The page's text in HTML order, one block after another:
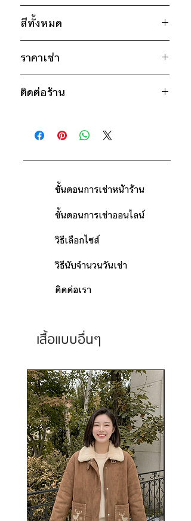
ไซส์ : 120
อก 36" / เอว 36" / สะโพก 36" /
ไหล่กว้าง 17.5" / วงแขน 17" / ยาว
19"
* สินค้าจริงอาจมีขนาดคาดเคลื่อน 2-3
นิ้ว
สีทั้งหมด
ครีม
ราคาเช่า
คืน)
ติดต่อร้านเพื่อสอบถามราคา
ติดต่อร้าน
ดูแผนที่ร้าน
ขั้นตอนการเช่าหน้าร้าน
ขั้นตอนการเช่าออนไลน์
วิธีเลือกไซส์
วิธีนับจำนวนวันเช่า
ติดต่อเรา
เสื้อแบบอื่นๆ